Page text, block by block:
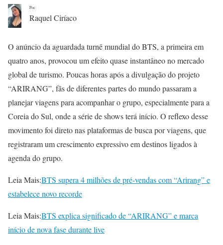
Poe:
Raquel Ciríaco
O anúncio da aguardada turnê mundial do BTS, a primeira em
quatro anos, provocou um efeito quase instantâneo no mercado
global de turismo. Poucas horas após a divulgação do projeto
“ARIRANG”, fãs de diferentes partes do mundo passaram a
planejar viagens para acompanhar o grupo, especialmente para a
Coreia do Sul, onde a série de shows terá início. O reflexo desse
movimento foi direto nas plataformas de busca por viagens, que
registraram um crescimento expressivo em destinos ligados à
agenda do grupo.
Leia Mais:BTS supera 4 milhões de pré-vendas com “Arirang” e
estabelece novo recorde
Leia Mais:BTS explica significado de “ARIRANG” e marca
início de nova fase durante live